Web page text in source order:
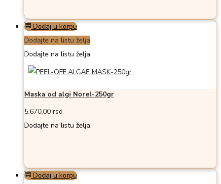
Dodaj u korpu
Dodajte na listu želja
Dodajte na listu želja
Maska od algi Norel-250gr
5.670,00 rsd
Dodajte na listu želja
Dodaj u korpu